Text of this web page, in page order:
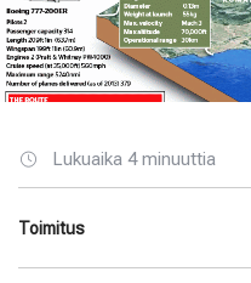
Lukuaika 4 minuuttia
Toimitus